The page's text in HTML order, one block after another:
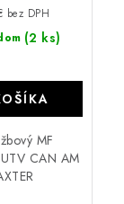
(2 ks)
bez DPH
MF
CAN AM